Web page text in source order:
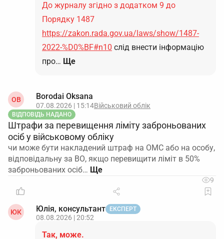
До журналу згідно з додатком 9 до
Порядку 1487
https://zakon.rada.gov.ua/laws/show/1487-
2022-%D0%BF#n10 слід внести інформацію
про… Ще
OB Borodai Oksana
07.08.2026 | 15:14Військовий облік
ВІДПОВІДЬ НАДАНО
Штрафи за перевищення ліміту заброньованих
осіб у військовому обліку
чи може бути накладений штраф на ОМС або на особу,
відповідальну за ВО, якщо перевищити ліміт в 50%
заброньованих осіб…
9
ЮК Юлія, консультант ЕКСПЕРТ
08.08.2026 | 20:52
Так, може.